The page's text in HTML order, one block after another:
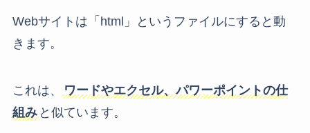
Webサイトは「html」というファイルにすると動
きます。
これは、
ワードやエクセル、パワーポイントの仕
組み と似ています。